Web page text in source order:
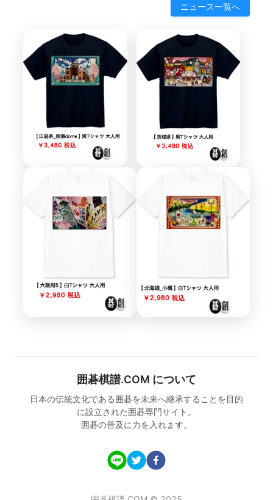
ニュース一覧へ
囲碁棋譜.COM について
日本の伝統文化である囲碁を未来へ継承することを目的
に設立された囲碁専門サイト。
囲碁の普及に力を入れます。